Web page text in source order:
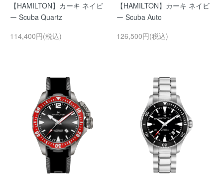
【HAMILTON】カーキ ネイビ
ー Scuba Quartz
114,400円(税込)
【HAMILTON】カーキ ネイビ
ー Scuba Auto
126,500円(税込)